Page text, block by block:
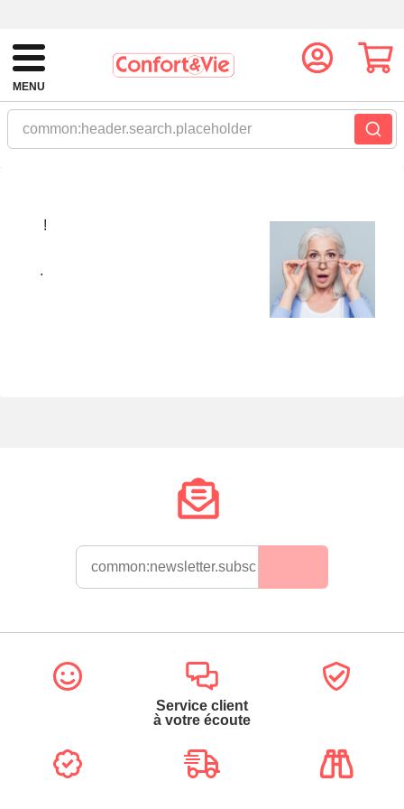
MENU
common:header.search.placeholder
!
.
Service client
à votre écoute